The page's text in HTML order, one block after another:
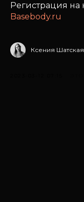
Регистрация на
Basebody.ru
Ксения Шатская